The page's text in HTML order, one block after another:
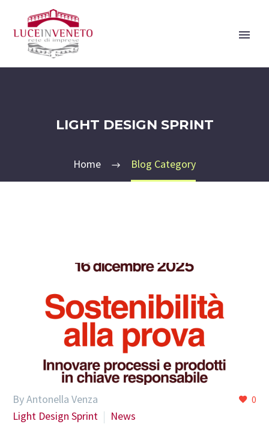
LIGHT DESIGN SPRINT
Home Blog Category
0
By Antonella Venza
Light Design Sprint
News